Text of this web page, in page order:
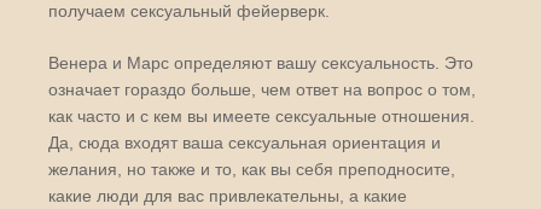
получаем сексуальный фейерверк.
Венера и Марс определяют вашу сексуальность. Это
означает гораздо больше, чем ответ на вопрос о том,
как часто и с кем вы имеете сексуальные отношения.
Да, сюда входят ваша сексуальная ориентация и
желания, но также и то, как вы себя преподносите,
какие люди для вас привлекательны, а какие